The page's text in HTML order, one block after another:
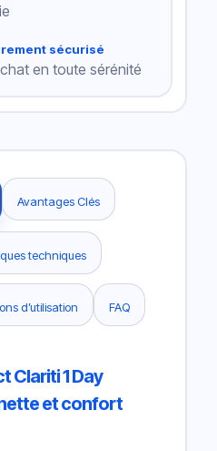
sécurisé
en toute sérénité
Avantages Clés
techniques
d’utilisation FAQ
Clariti 1 Day
et confort